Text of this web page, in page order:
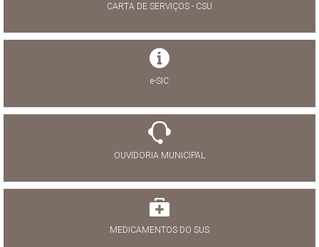
CARTA DE SERVIÇOS - CSU
e-SIC
OUVIDORIA MUNICIPAL
MEDICAMENTOS DO SUS